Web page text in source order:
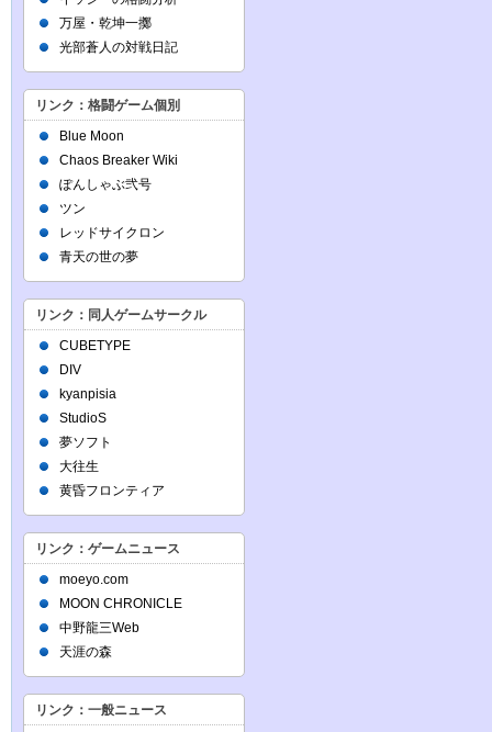
万屋・乾坤一擲
光部蒼人の対戦日記
リンク：格闘ゲーム個別
Blue Moon
Chaos Breaker Wiki
ぽんしゃぶ弐号
ツン
レッドサイクロン
青天の世の夢
リンク：同人ゲームサークル
CUBETYPE
DIV
kyanpisia
StudioS
夢ソフト
大往生
黄昏フロンティア
リンク：ゲームニュース
moeyo.com
MOON CHRONICLE
中野龍三Web
天涯の森
リンク：一般ニュース